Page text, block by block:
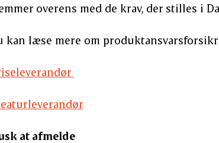
overens med de krav, der stilles i
kan læse mere om
at afmelde